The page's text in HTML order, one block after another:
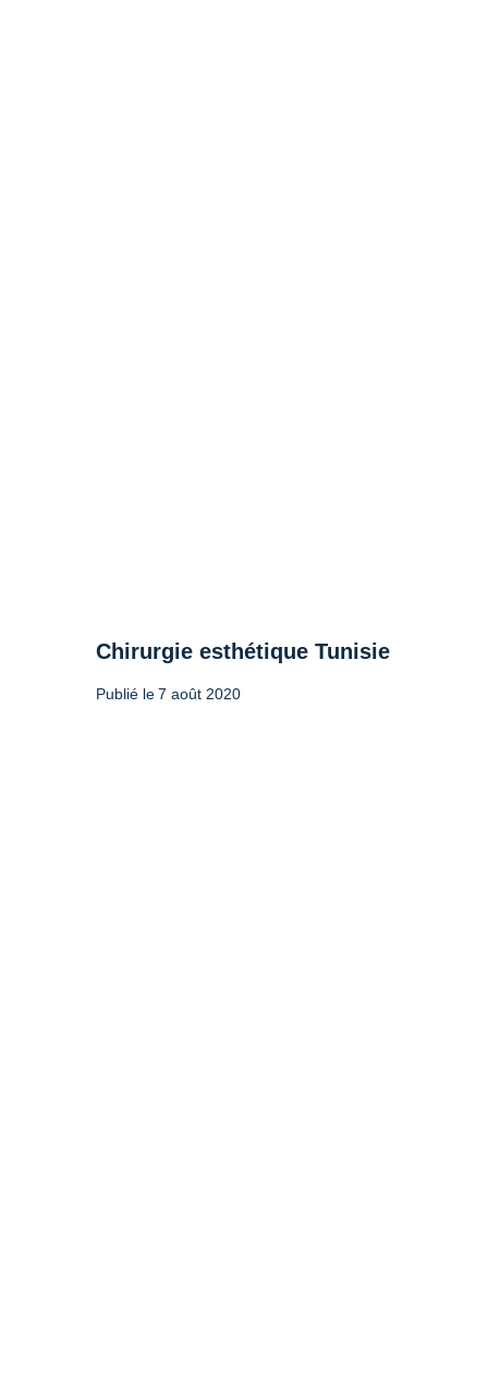
Chirurgie esthétique Tunisie
Publié le 7 août 2020